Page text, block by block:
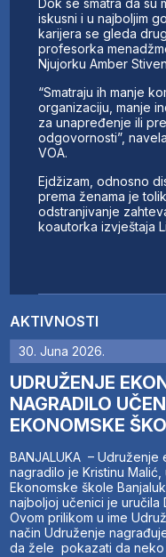
AKTIVNOSTI
30. Juna 2026.
UDRUŽENJE
NAGRADILO
EKONOMSKE
BANJALUKA – Udruženje
nagradilo je Kristinu
Ekonomske škole
najboljoj učenici je uručila
Ovom prilikom u ime
način Udruženje
da žele pokazati da
Dok se smatra da su
iskusni i u najboljim
karijera se gleda
profesorka
Njujorku Amber
“Smatraju ih manje
organizaciju, manje
za unapređenje ili
odgovornosti”,
VOA.
Ejdžizam, odnosno
prema ženama je
odstranjivanje
koautorka izvještaja